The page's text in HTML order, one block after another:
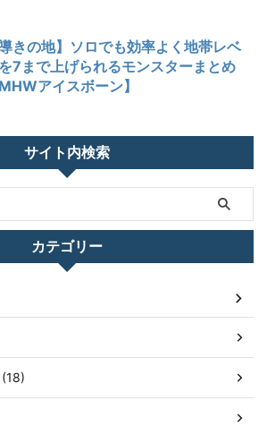
導きの地】ソロでも効率よく地帯レベ
7まで上げられるモンスターまとめ
MHWアイスボーン】
サイト内検索
カテゴリー